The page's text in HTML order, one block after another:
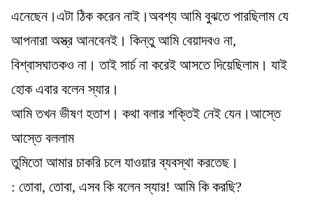
এনেছেন।এটা ঠিক করেন নাই।অবশ্য আমি বুঝতে পারছিলাম যে
আপনারা অস্ত্র আনবেনই। কিন্তু আমি বেয়াদবও না,
বিশ্বাসঘাতকও না। তাই সার্চ না করেই আসতে দিয়েছিলাম। যাই
হোক এবার বলেন স্যার।
আমি তখন ভীষণ হতাশ। কথা বলার শক্তিই নেই যেন।আস্তে
আস্তে বললাম
তুমিতো আমার চাকরি চলে যাওয়ার ব্যবস্থা করতেছ।
: তোবা, তোবা, এসব কি বলেন স্যার! আমি কি করছি?